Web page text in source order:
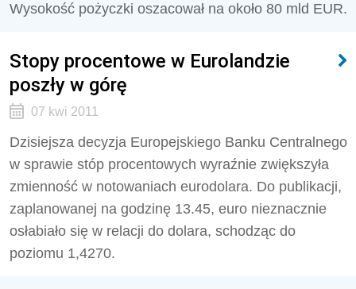
Wysokość pożyczki oszacował na około 80 mld EUR.
Stopy procentowe w Eurolandzie
poszły w górę
07 kwi 2011
Dzisiejsza decyzja Europejskiego Banku Centralnego
w sprawie stóp procentowych wyraźnie zwiększyła
zmienność w notowaniach eurodolara. Do publikacji,
zaplanowanej na godzinę 13.45, euro nieznacznie
osłabiało się w relacji do dolara, schodząc do
poziomu 1,4270.